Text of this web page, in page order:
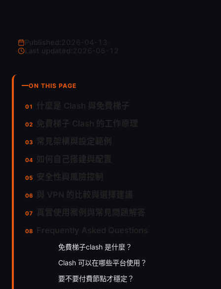
Last updated:
ON THIS PAGE
免費梯子clash 是什麼？
Clash 可以在哪些平台使用？
要不要付費節點才穩定？